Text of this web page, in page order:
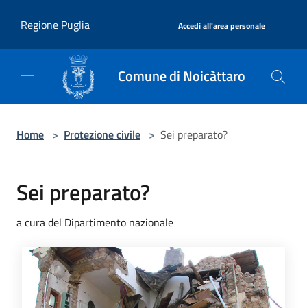
Regione Puglia
Accedi all'area personale
Comune di Noicàttaro
Home > Protezione civile > Sei preparato?
Sei preparato?
a cura del Dipartimento nazionale